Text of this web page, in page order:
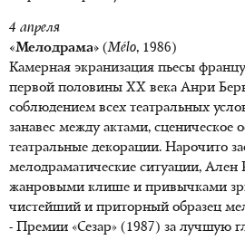
4 апреля
«Мелодрама» (Mélo, 1986)
Камерная экранизация пьесы
первой половины XX века Анри
соблюдением всех театральных
занавес между актами, сценическое
театральные декорации. Нарочито
мелодраматические ситуации, Ален
жанровыми клише и привычками
чистейший и приторный образец
- Премии «Сезар» (1987) за лучшую